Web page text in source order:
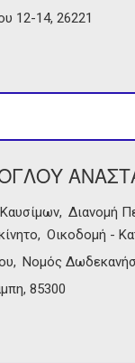
12-14, 26221
Διανομή
Οικοδομή -
Νομός
85300